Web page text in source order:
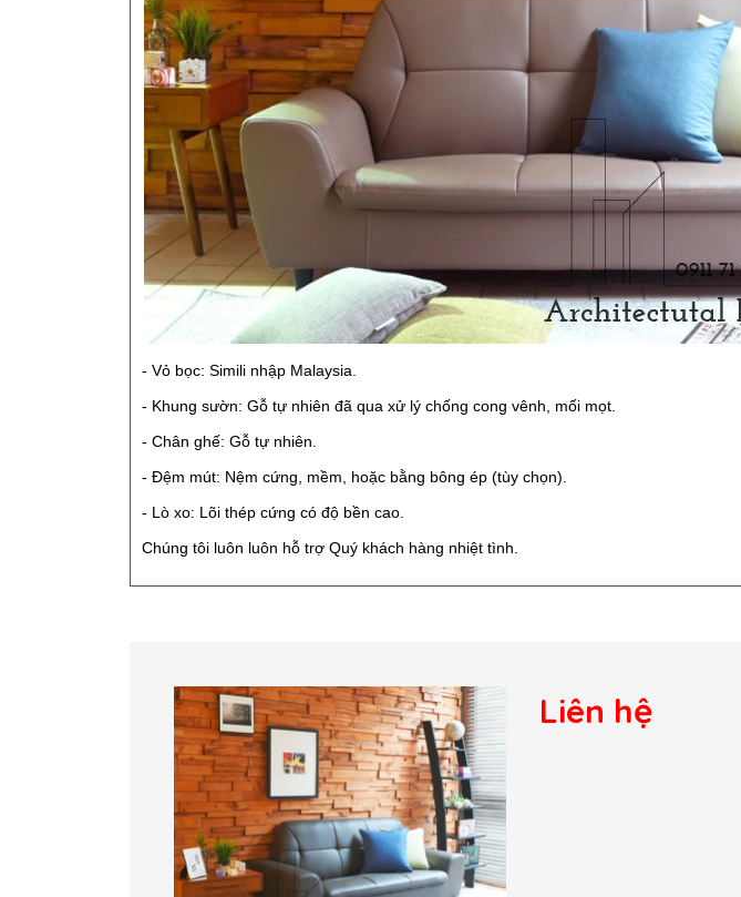
- Vỏ bọc: Simili nhập Malaysia.
- Khung sườn: Gỗ tự nhiên đã qua xử lý chống cong vênh, mối mọt.
- Chân ghế: Gỗ tự nhiên.
- Đệm mút: Nệm cứng, mềm, hoặc bằng bông ép (tùy chọn).
- Lò xo: Lõi thép cứng có độ bền cao.
Chúng tôi luôn luôn hỗ trợ Quý khách hàng nhiệt tình.
Liên hệ